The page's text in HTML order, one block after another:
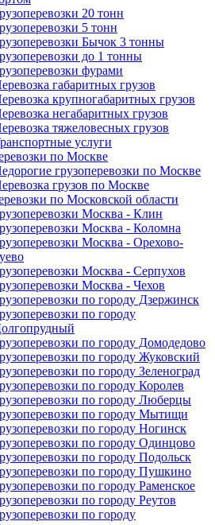
20 тонн
5 тонн
Бычок 3 тонны
до 1 тонны
фурами
габаритных грузов
крупногабаритных грузов
негабаритных грузов
тяжеловесных грузов
услуги
по Москве
грузоперевозки по Москве
грузов по Москве
по Московской области
Москва - Клин
Москва - Коломна
Москва - Орехово-
Москва - Серпухов
Москва - Чехов
по городу Дзержинск
по городу
по городу Домодедово
по городу Жуковский
по городу Зеленоград
по городу Королев
по городу Люберцы
по городу Мытищи
по городу Ногинск
по городу Одинцово
по городу Подольск
по городу Пушкино
по городу Раменское
по городу Реутов
по городу